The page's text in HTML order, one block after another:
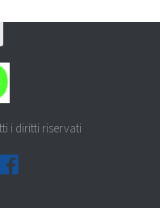
i diritti riservati